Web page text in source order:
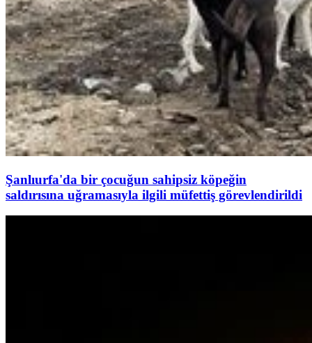
Şanlıurfa'da bir çocuğun sahipsiz köpeğin
saldırısına uğramasıyla ilgili müfettiş görevlendirildi